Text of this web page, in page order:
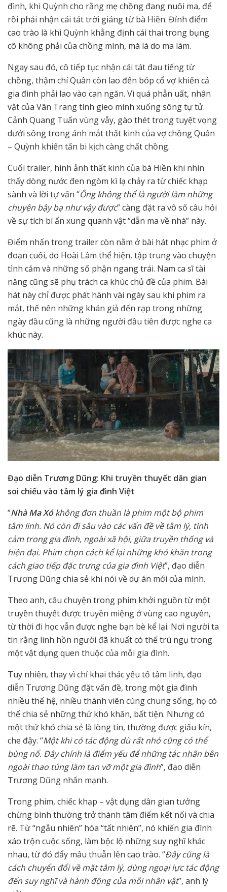
đình, khi Quỳnh cho rằng mẹ chồng đang nuôi ma, để
rồi phải nhận cái tát trời giáng từ bà Hiền. Đỉnh điểm
cao trào là khi Quỳnh khẳng định cái thai trong bụng
cô không phải của chồng mình, mà là do ma làm.
Ngay sau đó, cô tiếp tục nhận cái tát đau tiếng từ
chồng, thậm chí Quân còn lao đến bóp cổ vợ khiến cả
gia đình phải lao vào can ngăn. Vì quá phẫn uất, nhân
vật của Vân Trang tính gieo mình xuống sông tự tử.
Cảnh Quang Tuấn vùng vẫy, gào thét trong tuyệt vọng
dưới sông trong ánh mắt thất kinh của vợ chồng Quân
– Quỳnh khiến tấn bi kịch càng chất chồng.
Cuối trailer, hình ảnh thất kinh của bà Hiền khi nhìn
thấy dòng nước đen ngòm kì lạ chảy ra từ chiếc khạp
sành và lời tự vấn “Ông không thể là người làm những
chuyện bậy bạ như vậy được” càng đặt ra vô số câu hỏi
về sự tích bí ẩn xung quanh vật “dẫn ma về nhà” này.
Điểm nhấn trong trailer còn nằm ở bài hát nhạc phim ở
đoạn cuối, do Hoài Lâm thể hiện, tập trung vào chuyện
tình cảm và những số phận ngang trái. Nam ca sĩ tài
năng cũng sẽ phụ trách ca khúc chủ đề của phim. Bài
hát này chỉ được phát hành vài ngày sau khi phim ra
mắt, thế nên những khán giả đến rạp trong những
ngày đầu cũng là những người đầu tiên được nghe ca
khúc này.
Đạo diễn Trương Dũng: Khi truyền thuyết dân gian
soi chiếu vào tâm lý gia đình Việt
“Nhà Ma Xó không đơn thuần là phim một bộ phim
tâm linh. Nó còn đi sâu vào các vấn đề về tâm lý, tình
cảm trong gia đình, ngoài xã hội, giữa truyền thống và
hiện đại. Phim chọn cách kể lại những khó khăn trong
cách giao tiếp đặc trưng của gia đình Việt”, đạo diễn
Trương Dũng chia sẻ khi nói về dự án mới của mình.
Theo anh, câu chuyện trong phim khởi nguồn từ một
truyền thuyết được truyền miệng ở vùng cao nguyên,
từ thời đi học vẫn được nghe bạn bè kể lại. Nơi người ta
tin rằng linh hồn người đã khuất có thể trú ngụ trong
một vật dụng quen thuộc của mỗi gia đình.
Tuy nhiên, thay vì chỉ khai thác yếu tố tâm linh, đạo
diễn Trương Dũng đặt vấn đề, trong một gia đình
nhiều thế hệ, nhiều thành viên cùng chung sống, họ có
thể chia sẻ những thứ khó khăn, bất tiện. Nhưng có
một thứ khó chia sẻ là lòng tin, thường được giấu kín,
che đậy. “Một khi có tác động dù rất nhỏ cũng có thể
bùng nổ. Đây chính là điểm yếu để những tác nhân bên
ngoài thao túng làm tan vỡ một gia đình”, đạo diễn
Trương Dũng nhấn mạnh.
Trong phim, chiếc khạp – vật dụng dân gian tưởng
chừng bình thường trở thành tâm điểm kết nối và chia
rẽ. Từ “ngẫu nhiên” hóa “tất nhiên”, nó khiến gia đình
xáo trộn cuộc sống, làm bộc lộ những suy nghĩ khác
nhau, từ đó đẩy mâu thuẫn lên cao trào. “Đây cũng là
cách chuyển đổi về mặt tâm lý, dùng ngoại lực tác động
đến suy nghĩ và hành động của mỗi nhân vật”, anh lý